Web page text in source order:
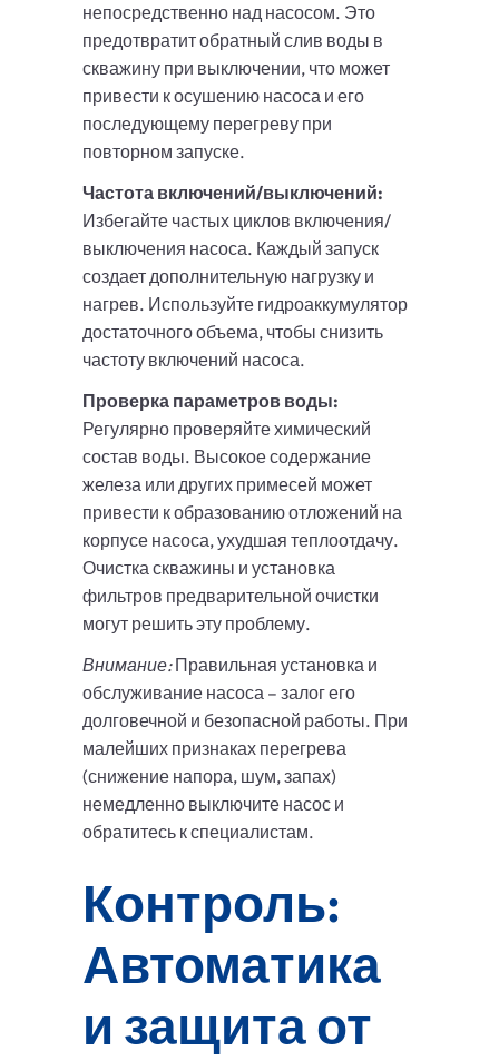
непосредственно над насосом. Это
предотвратит обратный слив воды в
скважину при выключении, что может
привести к осушению насоса и его
последующему перегреву при
повторном запуске.
Частота включений/выключений:
Избегайте частых циклов включения/
выключения насоса. Каждый запуск
создает дополнительную нагрузку и
нагрев. Используйте гидроаккумулятор
достаточного объема, чтобы снизить
частоту включений насоса.
Проверка параметров воды:
Регулярно проверяйте химический
состав воды. Высокое содержание
железа или других примесей может
привести к образованию отложений на
корпусе насоса, ухудшая теплоотдачу.
Очистка скважины и установка
фильтров предварительной очистки
могут решить эту проблему.
Внимание:Правильная установка и
обслуживание насоса – залог его
долговечной и безопасной работы. При
малейших признаках перегрева
(снижение напора, шум, запах)
немедленно выключите насос и
обратитесь к специалистам.
Контроль:
Автоматика
и защита от